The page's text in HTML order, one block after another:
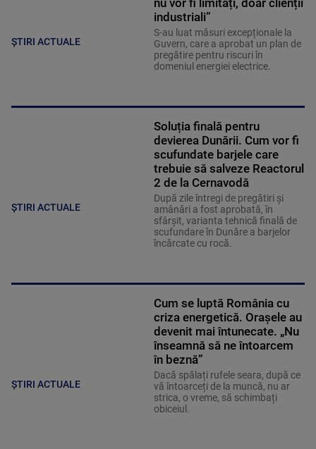
ȘTIRI ACTUALE
industriali”
S-au luat măsuri excepționale la
Guvern, care a aprobat un plan de
pregătire pentru riscuri în
domeniul energiei electrice.
ȘTIRI ACTUALE
Soluția finală pentru
devierea Dunării. Cum vor fi
scufundate barjele care
trebuie să salveze Reactorul
2 de la Cernavodă
După zile întregi de pregătiri și
amânări a fost aprobată, în
sfârșit, varianta tehnică finală de
scufundare în Dunăre a barjelor
încărcate cu rocă.
ȘTIRI ACTUALE
Cum se luptă România cu
criza energetică. Orașele au
devenit mai întunecate. „Nu
înseamnă să ne întoarcem
în beznă”
Dacă spălați rufele seara, după ce
vă întoarceți de la muncă, nu ar
strica, o vreme, să schimbați
obiceiul.